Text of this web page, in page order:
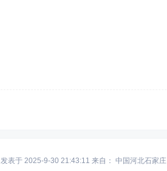
发表于 2025-9-30 21:43:11 来自： 中国河北石家庄